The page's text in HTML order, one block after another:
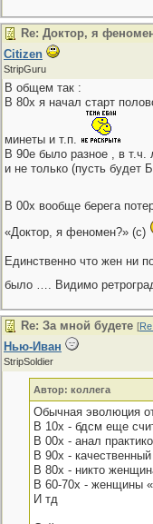
Re: Доктор, я
Citizen
StripGuru
В общем так :
В 80х я начал старт
минеты и т.п.
В 90е было разное , в т.ч.
и не только (пусть
В 00х вообще берега
«Доктор, я феномен?» (с)
Единственно что жен ни
было …. Видимо
Re: За мной будете [
Нью-Иван
StripSoldier
Автор: коллега
Обычная эволюция
В 10х - бдсм еще
В 00х - анал
В 90х -
В 80х - никто
В 60-70х - женщины
И тд